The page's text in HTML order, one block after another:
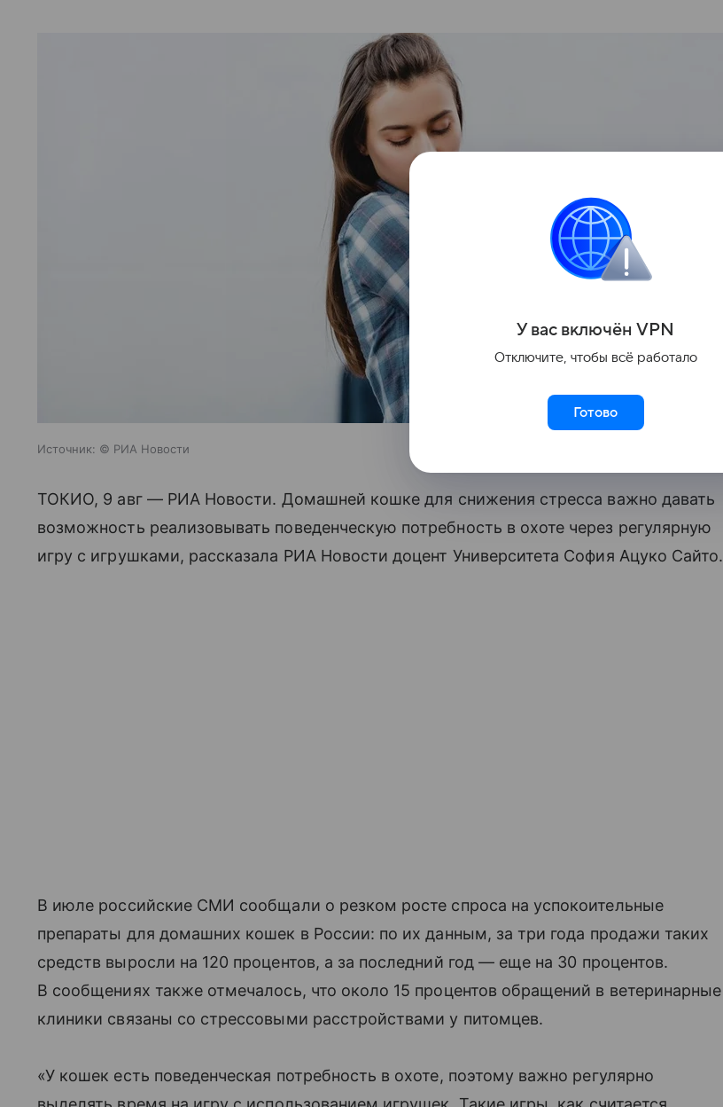
Источник: © РИА Новости
ТОКИО, 9 авг — РИА Новости. Домашней кошке для снижения стресса важно давать
возможность реализовывать поведенческую потребность в охоте через регулярную
игру с игрушками, рассказала РИА Новости доцент Университета София Ацуко Сайто.
В июле российские СМИ сообщали о резком росте спроса на успокоительные
препараты для домашних кошек в России: по их данным, за три года продажи таких
средств выросли на 120 процентов, а за последний год — еще на 30 процентов.
В сообщениях также отмечалось, что около 15 процентов обращений в ветеринарные
клиники связаны со стрессовыми расстройствами у питомцев.
«У кошек есть поведенческая потребность в охоте, поэтому важно регулярно
У вас включён VPN
Отключите, чтобы всё работало
Готово